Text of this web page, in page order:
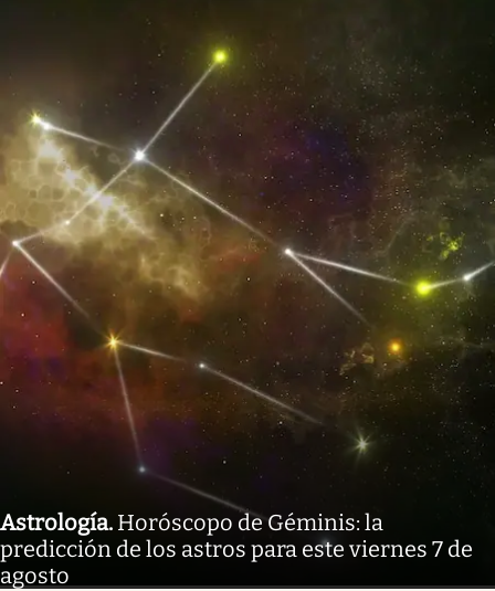
Astrología. Horóscopo de Géminis: la
predicción de los astros para este viernes 7 de
agosto